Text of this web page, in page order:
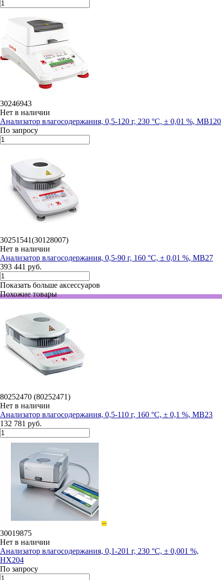
30246943
Нет в наличии
Анализатор влагосодержания, 0,5-120 г, 230 °С, ± 0,01 %, MB120
По запросу
30251541(30128007)
Нет в наличии
Анализатор влагосодержания, 0,5-90 г, 160 °С, ± 0,01 %, MB27
393 441 руб.
Показать больше аксессуаров
Похожие товары
80252470 (80252471)
Нет в наличии
Анализатор влагосодержания, 0,5-110 г, 160 °С, ± 0,1 %, MB23
132 781 руб.
30019875
Нет в наличии
Анализатор влагосодержания, 0,1-201 г, 230 °С, ± 0,001 %,
HX204
По запросу